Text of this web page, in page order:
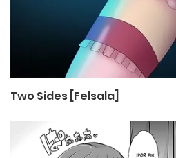
Two Sides [Felsala]